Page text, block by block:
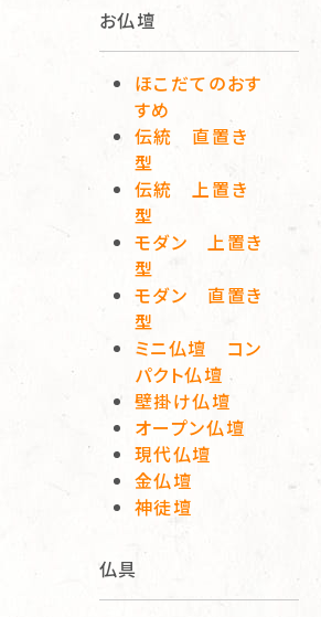
お仏壇
ほこだてのおす
すめ
伝統 直置き
型
伝統 上置き
型
モダン 上置き
型
モダン 直置き
型
ミニ仏壇 コン
パクト仏壇
壁掛け仏壇
オープン仏壇
現代仏壇
金仏壇
神徒壇
仏具